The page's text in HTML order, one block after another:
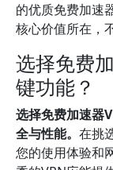
的优质免费加速
核心价值所在，
选择免费
键功能？
选择免费加速器
全与性能。 在挑
您的使用体验和